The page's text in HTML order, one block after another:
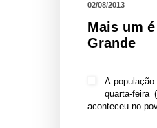
02/08/2013
Mais um
Grande
A
quarta-
aconteceu no